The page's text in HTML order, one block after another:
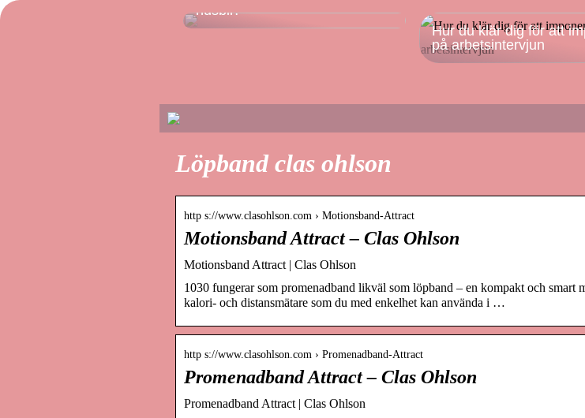
husbil?
Hur du klär dig för att
på arbetsintervjun
Löpband clas ohlson
http s://www.clasohlson.com › Motionsband-Attract
Motionsband Attract – Clas Ohlson
Motionsband Attract | Clas Ohlson
1030 fungerar som promenadband likväl som löpband – en kompakt och smart
kalori- och distansmätare som du med enkelhet kan använda i …
http s://www.clasohlson.com › Promenadband-Attract
Promenadband Attract – Clas Ohlson
Promenadband Attract | Clas Ohlson